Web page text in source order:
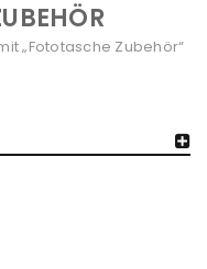
„Fototasche Zubehör“